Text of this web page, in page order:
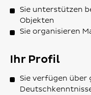
Sie unterstützen
Objekten
Sie organisieren
Ihr Profil
Sie verfügen